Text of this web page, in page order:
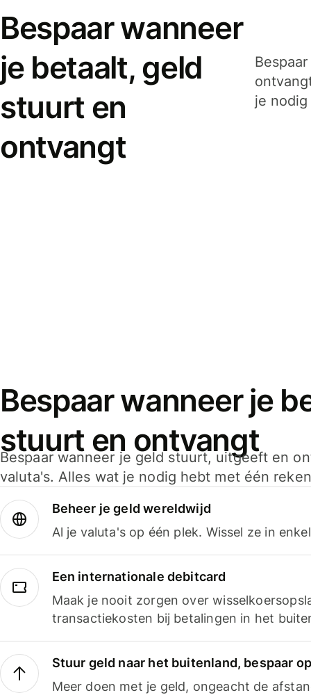
Bespaar wanneer
je betaalt, geld
stuurt en
ontvangt
je
Bespaar wanneer je
stuurt en ontvangt
Bespaar wanneer je geld stuurt, uitgeeft en
valuta's. Alles wat je nodig hebt met één
Beheer je geld wereldwijd
Al je valuta's op één plek. Wissel ze in
Een internationale debitcard
Maak je nooit zorgen over
transactiekosten bij betalingen in het
Stuur geld naar het buitenland, bespaar
Meer doen met je geld, ongeacht de